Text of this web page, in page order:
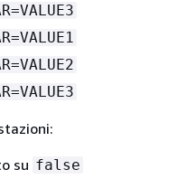
su false